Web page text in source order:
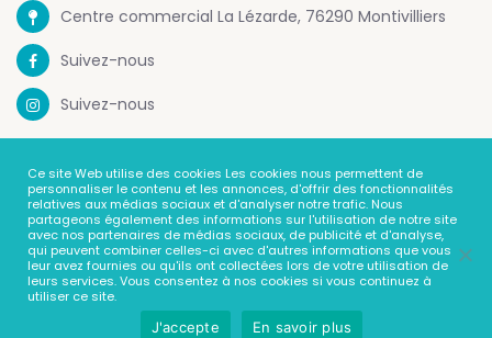
Centre commercial La Lézarde, 76290 Montivilliers
Suivez-nous
Suivez-nous
Mentions Legales
Politique de confidentialité
Contact
© Centre Commercial La Lézarde
Ce site Web utilise des cookies Les cookies nous permettent de
personnaliser le contenu et les annonces, d'offrir des fonctionnalités
relatives aux médias sociaux et d'analyser notre trafic. Nous
partageons également des informations sur l'utilisation de notre site
avec nos partenaires de médias sociaux, de publicité et d'analyse,
qui peuvent combiner celles-ci avec d'autres informations que vous
leur avez fournies ou qu'ils ont collectées lors de votre utilisation de
leurs services. Vous consentez à nos cookies si vous continuez à
utiliser ce site.
J'accepte
En savoir plus